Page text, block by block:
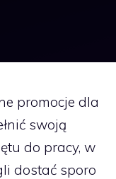
promocje dla
swoją
do pracy, w
dostać sporo